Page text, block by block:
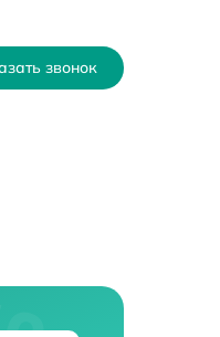
звонок